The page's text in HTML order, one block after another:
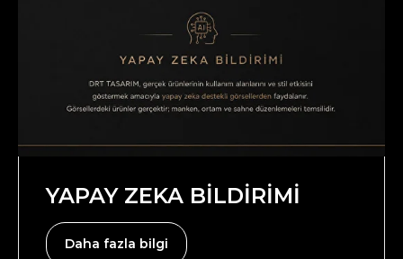
YAPAY ZEKA BİLDİRİMİ
Daha fazla bilgi